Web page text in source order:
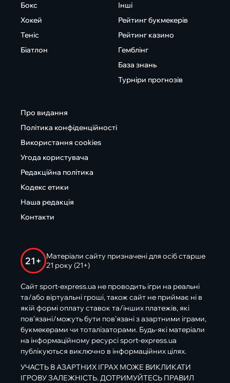
Бокс
Хокей
Теніс
Біатлон
Інші
Рейтинг букмекерів
Рейтинг казино
Гемблінг
База знань
Турніри прогнозів
Про видання
Політика конфіденційності
Використання cookies
Угода користувача
Редакційна політика
Кодекс етики
Наша редакція
Контакти
21+
Матеріали сайту призначені для осіб старше
21 року (21+)
Сайт sport-express.ua не проводить ігри на реальні
та/або віртуальні гроші, також сайт не приймає ні в
якій формі оплату ставок та/інших платежів, які
пов’язані/можуть бути пов’язані з азартними іграми,
букмекерами чи тоталізаторами. Будь-які матеріали
на інформаційному ресурсі sport-express.ua
публікуються виключно в інформаційних цілях.
УЧАСТЬ В АЗАРТНИХ ІГРАХ МОЖЕ ВИКЛИКАТИ
ІГРОВУ ЗАЛЕЖНІСТЬ. ДОТРИМУЙТЕСЬ ПРАВИЛ